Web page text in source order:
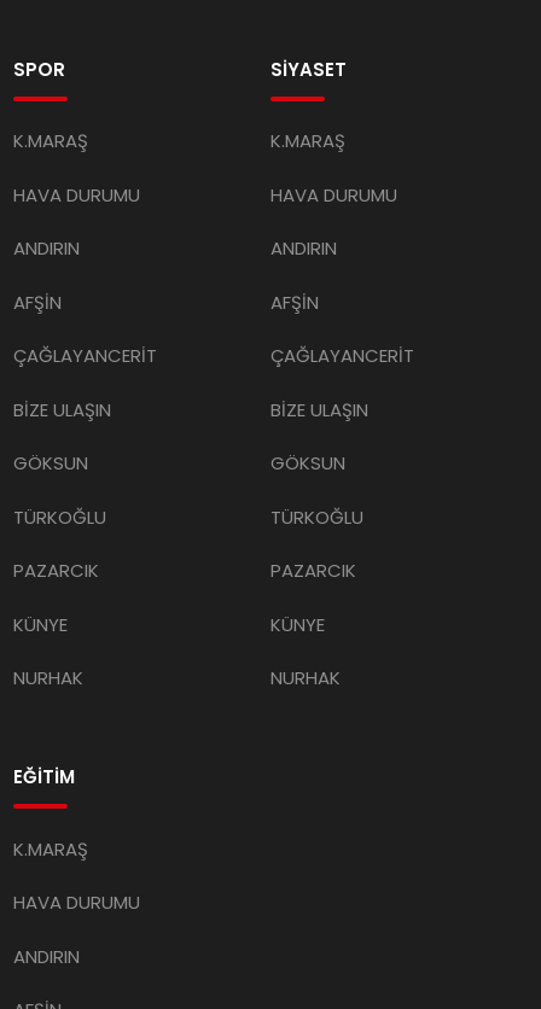
SPOR
K.MARAŞ
HAVA DURUMU
ANDIRIN
AFŞİN
ÇAĞLAYANCERİT
BİZE ULAŞIN
GÖKSUN
TÜRKOĞLU
PAZARCIK
KÜNYE
NURHAK
SİYASET
K.MARAŞ
HAVA DURUMU
ANDIRIN
AFŞİN
ÇAĞLAYANCERİT
BİZE ULAŞIN
GÖKSUN
TÜRKOĞLU
PAZARCIK
KÜNYE
NURHAK
EĞİTİM
K.MARAŞ
HAVA DURUMU
ANDIRIN